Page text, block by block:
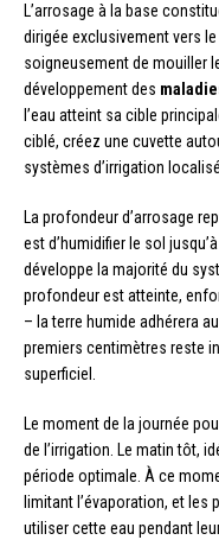
L’arrosage à la base
dirigée exclusivement vers
soigneusement de mouiller
développement des
l’eau atteint sa cible
ciblé, créez une cuvette
systèmes d’irrigation
La profondeur d’arrosage
est d’humidifier le sol
développe la majorité du
profondeur est atteinte,
– la terre humide adhérera
premiers centimètres reste
superficiel.
Le moment de la journée
de l’irrigation. Le matin tôt,
période optimale. À ce
limitant l’évaporation, et
utiliser cette eau pendant